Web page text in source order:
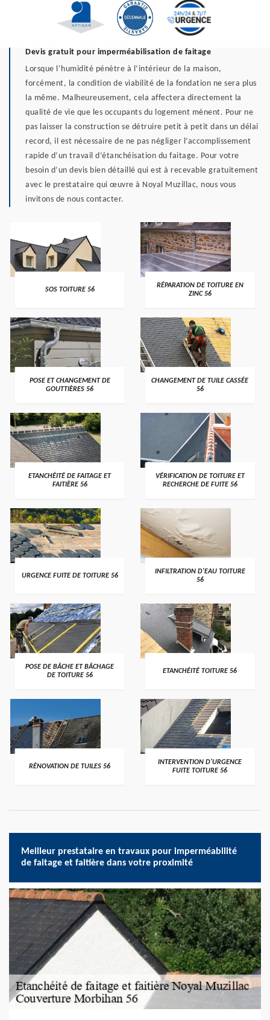
Devis gratuit pour imperméabilisation de faitage
Lorsque l’humidité pénètre à l’intérieur de la maison,
forcément, la condition de viabilité de la fondation ne sera plus
la même. Malheureusement, cela affectera directement la
qualité de vie que les occupants du logement mènent. Pour ne
pas laisser la construction se détruire petit à petit dans un délai
record, il est nécessaire de ne pas négliger l’accomplissement
rapide d’un travail d’étanchéisation du faitage. Pour votre
besoin d’un devis bien détaillé qui est à recevable gratuitement
avec le prestataire qui œuvre à Noyal Muzillac, nous vous
invitons de nous contacter.
>
SOS TOITURE 56 >
RÉPARATION DE TOITURE EN
ZINC 56
>
POSE ET CHANGEMENT DE
GOUTTIÈRES 56
>
CHANGEMENT DE TUILE CASSÉE
56
>
ETANCHÉITÉ DE FAITAGE ET
FAITIÈRE 56
>
VÉRIFICATION DE TOITURE ET
RECHERCHE DE FUITE 56
>
URGENCE FUITE DE TOITURE 56 >
INFILTRATION D'EAU TOITURE
56
>
POSE DE BÂCHE ET BÂCHAGE
DE TOITURE 56
>
ETANCHÉITÉ TOITURE 56
>
RÉNOVATION DE TUILES 56 >
INTERVENTION D'URGENCE
FUITE TOITURE 56
Meilleur prestataire en travaux pour imperméabilité
de faitage et faitière dans votre proximité